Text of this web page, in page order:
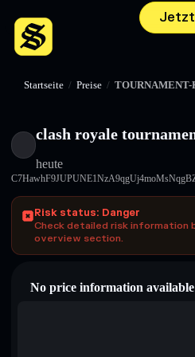
Startseite / Preise / TOURNAMENT-
clash royale
heute
Risk status: Danger
Check detailed risk information
overview section.
No price information